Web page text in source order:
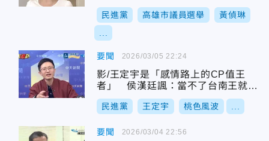
民進黨 高雄市議員選舉 黃偵琳
要聞
影/王定宇是「感情路上的CP值王
者」 侯漢廷諷：當不了台南王就當
台南小王
民進黨 王定宇 桃色風波
2026/03/05 22:24
要聞 2026/03/04 22:56